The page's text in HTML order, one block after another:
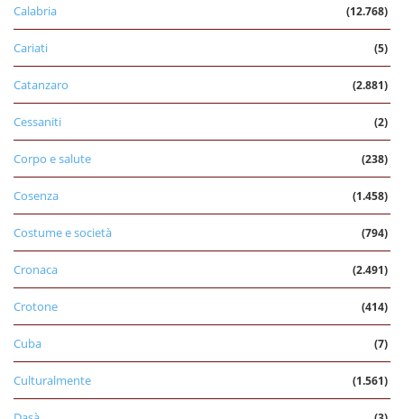
Calabria (12.768)
Cariati (5)
Catanzaro (2.881)
Cessaniti (2)
Corpo e salute (238)
Cosenza (1.458)
Costume e società (794)
Cronaca (2.491)
Crotone (414)
Cuba (7)
Culturalmente (1.561)